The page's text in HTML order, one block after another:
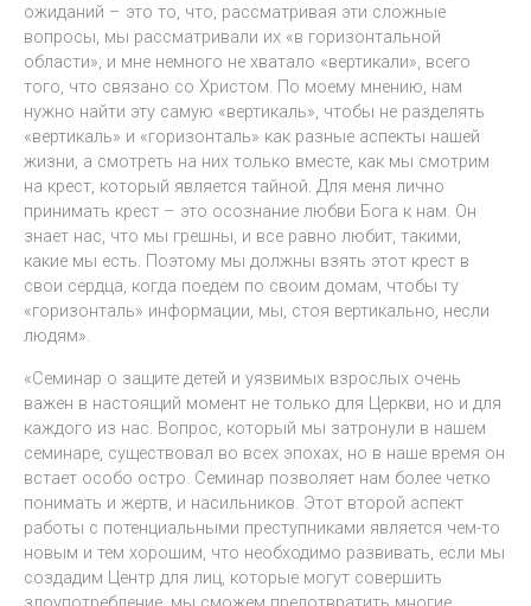
ожиданий – это то, что, рассматривая эти сложные
вопросы, мы рассматривали их «в горизонтальной
области», и мне немного не хватало «вертикали», всего
того, что связано со Христом. По моему мнению, нам
нужно найти эту самую «вертикаль», чтобы не разделять
«вертикаль» и «горизонталь» как разные аспекты нашей
жизни, а смотреть на них только вместе, как мы смотрим
на крест, который является тайной. Для меня лично
принимать крест – это осознание любви Бога к нам. Он
знает нас, что мы грешны, и все равно любит, такими,
какие мы есть. Поэтому мы должны взять этот крест в
свои сердца, когда поедем по своим домам, чтобы ту
«горизонталь» информации, мы, стоя вертикально, несли
людям».
«Семинар о защите детей и уязвимых взрослых очень
важен в настоящий момент не только для Церкви, но и для
каждого из нас. Вопрос, который мы затронули в нашем
семинаре, существовал во всех эпохах, но в наше время он
встает особо остро. Семинар позволяет нам более четко
понимать и жертв, и насильников. Этот второй аспект
работы с потенциальными преступниками является чем-то
новым и тем хорошим, что необходимо развивать, если мы
создадим Центр для лиц, которые могут совершить